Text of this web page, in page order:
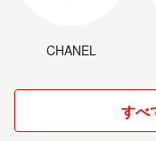
CHANEL
すべ